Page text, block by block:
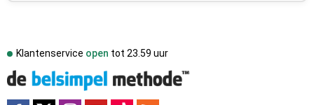
Klantenservice open tot 23.59 uur